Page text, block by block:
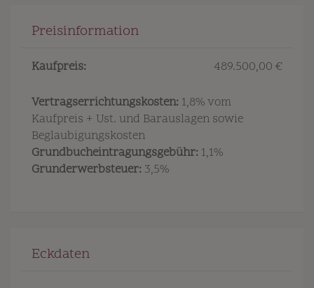
Preisinformation
Kaufpreis: 489.500,00 €
Vertragserrichtungskosten: 1,8% vom
Kaufpreis + Ust. und Barauslagen sowie
Beglaubigungskosten
Grundbucheintragungsgebühr: 1,1%
Grunderwerbsteuer: 3,5%
Eckdaten